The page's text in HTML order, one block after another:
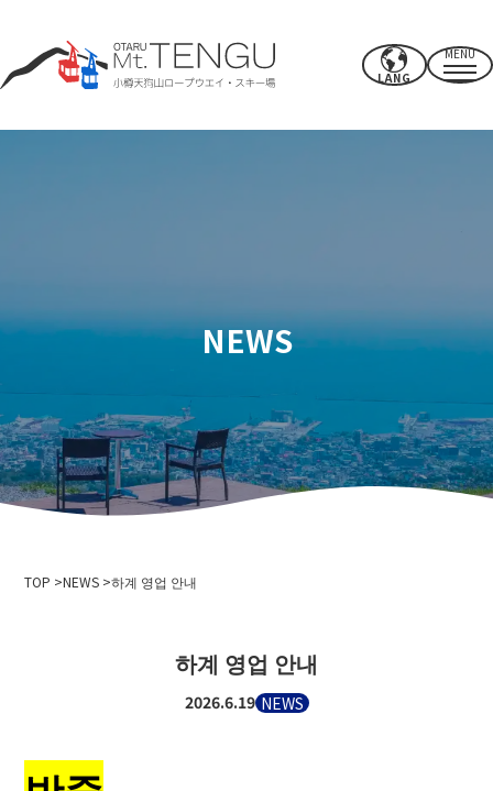
LANG
MENU
CAFE & SHOP
파워 스폿·시설
근처의 추천 명소
보내는 법
이벤트 정보
액세스
회사개요
스키장 이용 약관
오타루 바인
NEWS
TOP NEWS 하계 영업 안내
하계 영업 안내
2026.6.19 NEWS